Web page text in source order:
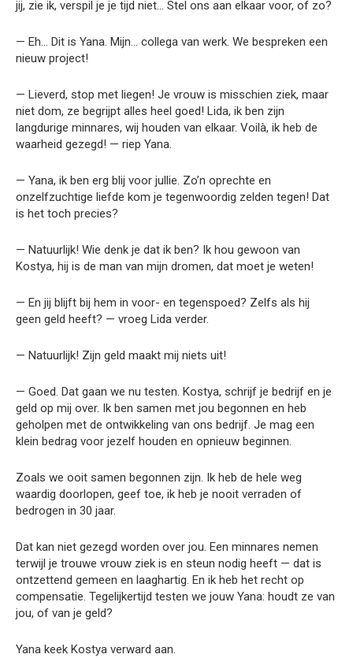
jij, zie ik, verspil je je tijd niet… Stel ons aan elkaar voor, of zo?
— Eh… Dit is Yana. Mijn… collega van werk. We bespreken een
nieuw project!
— Lieverd, stop met liegen! Je vrouw is misschien ziek, maar
niet dom, ze begrijpt alles heel goed! Lida, ik ben zijn
langdurige minnares, wij houden van elkaar. Voilà, ik heb de
waarheid gezegd! — riep Yana.
— Yana, ik ben erg blij voor jullie. Zo’n oprechte en
onzelfzuchtige liefde kom je tegenwoordig zelden tegen! Dat
is het toch precies?
— Natuurlijk! Wie denk je dat ik ben? Ik hou gewoon van
Kostya, hij is de man van mijn dromen, dat moet je weten!
— En jij blijft bij hem in voor- en tegenspoed? Zelfs als hij
geen geld heeft? — vroeg Lida verder.
— Natuurlijk! Zijn geld maakt mij niets uit!
— Goed. Dat gaan we nu testen. Kostya, schrijf je bedrijf en je
geld op mij over. Ik ben samen met jou begonnen en heb
geholpen met de ontwikkeling van ons bedrijf. Je mag een
klein bedrag voor jezelf houden en opnieuw beginnen.
Zoals we ooit samen begonnen zijn. Ik heb de hele weg
waardig doorlopen, geef toe, ik heb je nooit verraden of
bedrogen in 30 jaar.
Dat kan niet gezegd worden over jou. Een minnares nemen
terwijl je trouwe vrouw ziek is en steun nodig heeft — dat is
ontzettend gemeen en laaghartig. En ik heb het recht op
compensatie. Tegelijkertijd testen we jouw Yana: houdt ze van
jou, of van je geld?
Yana keek Kostya verward aan.